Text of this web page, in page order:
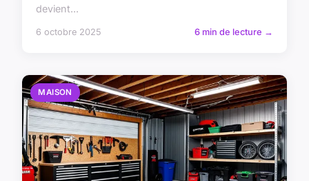
devient...
6 octobre 2025 6 min de lecture →
MAISON